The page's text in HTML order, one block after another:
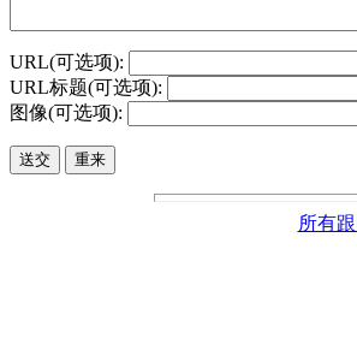
URL(可选项):
URL标题(可选项):
图像(可选项):
所有